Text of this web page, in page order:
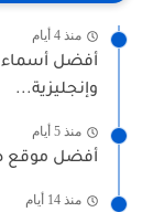
منذ 4 أيام
وإنجليزية...
منذ 5 أيام
أفضل موقع
منذ 14 أيام